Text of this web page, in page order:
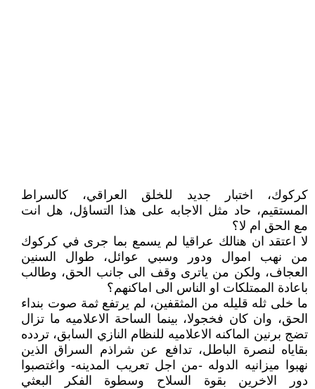
كركوك، اختبار جديد للخلق العراقي، كالسراط
المستقيم، حاد مثل الاجابه على هذا التساؤل، هل انت
مع الحق ام لا؟
لا اعتقد ان هنالك عراقيا لم يسمع بما جرى في كركوك
من نهب اموال ودور وسبي عوائل، طوال السنين
العجاف، ولكن من ياترى وقف الى جانب الحق، وطالب
باعادة الممتلكات او الناس الى اماكنهم؟
ما خلى ثله قليله من المثقفين، لم يرتفع ثمة صوت بنداء
الحق، وان كان فخجولا، بينما الساحة الاعلاميه ما تزال
تضج برنين الماكنه الاعلاميه للنظام النازي السابق، تردده
بقاياه لنصرة الباطل، تدافع عن شراذم السراق الذين
نهبوا ميزانيه الدوله -من اجل تعريب المدينه- واغتصبوا
دور الاخرين بقوة السلاح وسطوة الفكر البعثي